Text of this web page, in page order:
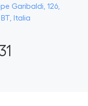
Garibaldi, 126,
Italia